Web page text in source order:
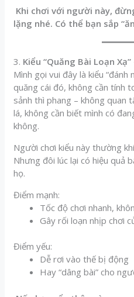
Khi chơi với người này,
lặng nhé. Có thể bạn sắp
3. Kiểu “Quăng Bài Loạn
Mình gọi vui đây là kiểu “đánh
quăng cái đó, không cần tính
sảnh thì phang – không quan
lá, không cần biết mình có
không.
Người chơi kiểu này thường
Nhưng đôi lúc lại có hiệu quả
họ.
Điểm mạnh:
Tốc độ chơi nhanh,
Gây rối loạn nhịp chơi
Điểm yếu:
Dễ rơi vào thế bị động
Hay “dâng bài” cho